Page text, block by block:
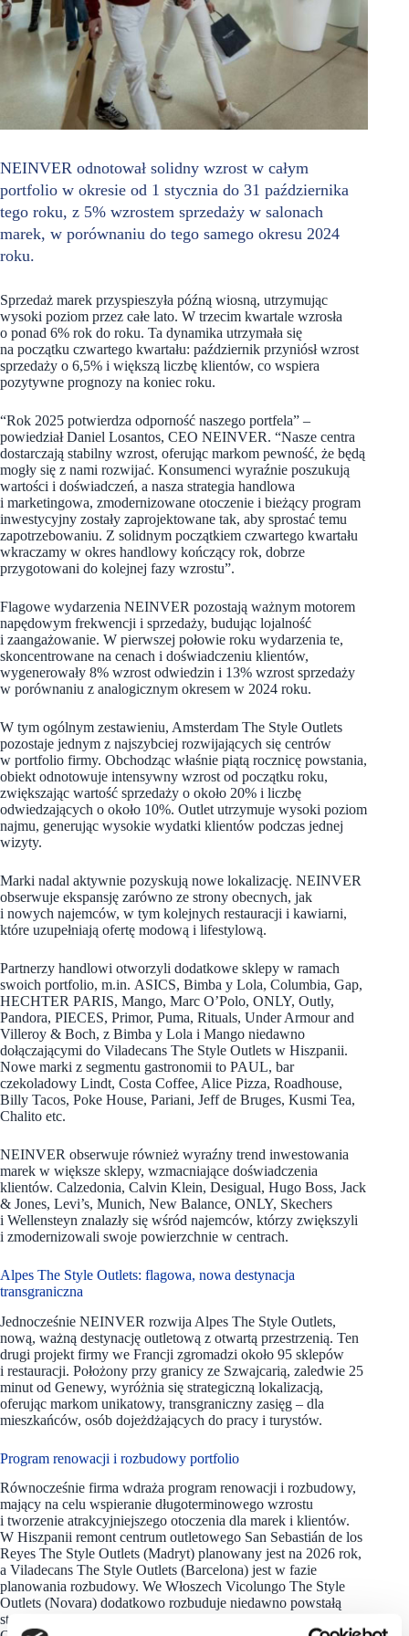
NEINVER odnotował solidny wzrost w całym
portfolio w okresie od 1 stycznia do 31 października
tego roku, z 5% wzrostem sprzedaży w salonach
marek, w porównaniu do tego samego okresu 2024
roku.
Sprzedaż marek przyspieszyła późną wiosną, utrzymując
wysoki poziom przez całe lato. W trzecim kwartale wzrosła
o ponad 6% rok do roku. Ta dynamika utrzymała się
na początku czwartego kwartału: październik przyniósł wzrost
sprzedaży o 6,5% i większą liczbę klientów, co wspiera
pozytywne prognozy na koniec roku.
“Rok 2025 potwierdza odporność naszego portfela” –
powiedział Daniel Losantos, CEO NEINVER. “Nasze centra
dostarczają stabilny wzrost, oferując markom pewność, że będą
mogły się z nami rozwijać. Konsumenci wyraźnie poszukują
wartości i doświadczeń, a nasza strategia handlowa
i marketingowa, zmodernizowane otoczenie i bieżący program
inwestycyjny zostały zaprojektowane tak, aby sprostać temu
zapotrzebowaniu. Z solidnym początkiem czwartego kwartału
wkraczamy w okres handlowy kończący rok, dobrze
przygotowani do kolejnej fazy wzrostu”.
Flagowe wydarzenia NEINVER pozostają ważnym motorem
napędowym frekwencji i sprzedaży, budując lojalność
i zaangażowanie. W pierwszej połowie roku wydarzenia te,
skoncentrowane na cenach i doświadczeniu klientów,
wygenerowały 8% wzrost odwiedzin i 13% wzrost sprzedaży
w porównaniu z analogicznym okresem w 2024 roku.
W tym ogólnym zestawieniu, Amsterdam The Style Outlets
pozostaje jednym z najszybciej rozwijających się centrów
w portfolio firmy. Obchodząc właśnie piątą rocznicę powstania,
obiekt odnotowuje intensywny wzrost od początku roku,
zwiększając wartość sprzedaży o około 20% i liczbę
odwiedzających o około 10%. Outlet utrzymuje wysoki poziom
najmu, generując wysokie wydatki klientów podczas jednej
wizyty.
Marki nadal aktywnie pozyskują nowe lokalizację. NEINVER
obserwuje ekspansję zarówno ze strony obecnych, jak
i nowych najemców, w tym kolejnych restauracji i kawiarni,
które uzupełniają ofertę modową i lifestylową.
Partnerzy handlowi otworzyli dodatkowe sklepy w ramach
swoich portfolio, m.in. ASICS, Bimba y Lola, Columbia, Gap,
HECHTER PARIS, Mango, Marc O’Polo, ONLY, Outly,
Pandora, PIECES, Primor, Puma, Rituals, Under Armour and
Villeroy & Boch, z Bimba y Lola i Mango niedawno
dołączającymi do Viladecans The Style Outlets w Hiszpanii.
Nowe marki z segmentu gastronomii to PAUL, bar
czekoladowy Lindt, Costa Coffee, Alice Pizza, Roadhouse,
Billy Tacos, Poke House, Pariani, Jeff de Bruges, Kusmi Tea,
Chalito etc.
NEINVER obserwuje również wyraźny trend inwestowania
marek w większe sklepy, wzmacniające doświadczenia
klientów. Calzedonia, Calvin Klein, Desigual, Hugo Boss, Jack
& Jones, Levi’s, Munich, New Balance, ONLY, Skechers
i Wellensteyn znalazły się wśród najemców, którzy zwiększyli
i zmodernizowali swoje powierzchnie w centrach.
Alpes The Style Outlets: flagowa, nowa destynacja
transgraniczna
Jednocześnie NEINVER rozwija Alpes The Style Outlets,
nową, ważną destynację outletową z otwartą przestrzenią. Ten
drugi projekt firmy we Francji zgromadzi około 95 sklepów
i restauracji. Położony przy granicy ze Szwajcarią, zaledwie 25
minut od Genewy, wyróżnia się strategiczną lokalizacją,
oferując markom unikatowy, transgraniczny zasięg – dla
mieszkańców, osób dojeżdżających do pracy i turystów.
Program renowacji i rozbudowy portfolio
Równocześnie firma wdraża program renowacji i rozbudowy,
mający na celu wspieranie długoterminowego wzrostu
i tworzenie atrakcyjniejszego otoczenia dla marek i klientów.
W Hiszpanii remont centrum outletowego San Sebastián de los
Reyes The Style Outlets (Madryt) planowany jest na 2026 rok,
a Viladecans The Style Outlets (Barcelona) jest w fazie
planowania rozbudowy. We Włoszech Vicolungo The Style
Outlets (Novara) dodatkowo rozbuduje niedawno powstałą
strefę gastronomiczną Food Plaza. Z kolei Las Rozas The Style